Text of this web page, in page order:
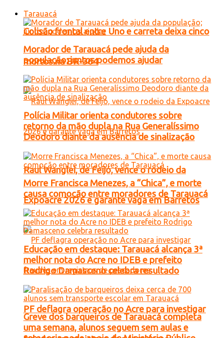
Colisão frontal entre Uno e carreta deixa cinco
mortos na BR-364
Raul Wanglei, de Feijó, vence o rodeio da
Expoacre 2026 e garante vaga em Barretos
PF deflagra operação no Acre para investigar
Tarauacá
Morador de Tarauacá pede ajuda da
população; juntos podemos ajudar
Polícia Militar orienta condutores sobre
retorno da mão dupla na Rua Generalíssimo
Deodoro diante da ausência de sinalização
Morre Francisca Menezes, a “Chica”, e morte
causa comoção entre moradores de Tarauacá
Educação em destaque: Tarauacá alcança 3ª
melhor nota do Acre no IDEB e prefeito
Rodrigo Damasceno celebra resultado
Greve dos barqueiros de Tarauacá completa
uma semana, alunos seguem sem aulas e